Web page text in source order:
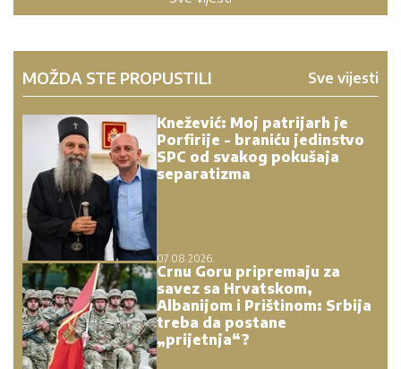
MOŽDA STE PROPUSTILI Sve vijesti
Knežević: Moj patrijarh je
Porfirije - braniću jedinstvo
SPC od svakog pokušaja
separatizma
07.08.2026.
Crnu Goru pripremaju za
savez sa Hrvatskom,
Albanijom i Prištinom: Srbija
treba da postane
„prijetnja“?